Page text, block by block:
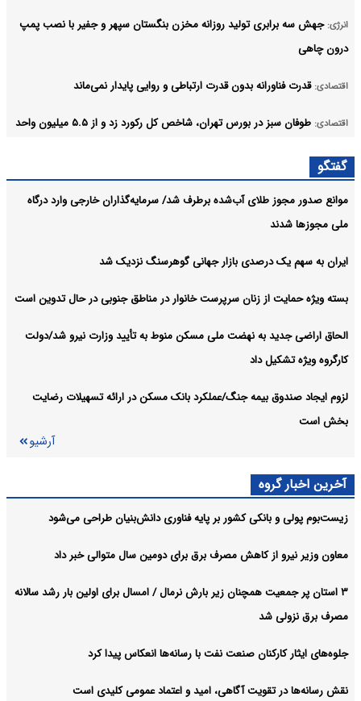
انرژی: جهش سه برابری تولید روزانه مخزن بنگستان سپهر و جفیر با نصب پمپ
درون چاهی
اقتصادی: قدرت فناورانه بدون قدرت ارتباطی و روایی پایدار نمی‌ماند
اقتصادی:
طوفان سبز در بورس تهران، شاخص کل رکورد زد و از ۵.۵ میلیون واحد
اقتصادی: بدون حضور حرفه‌ای رسانه‌ها، روایت پیشرفت صنعتی ممکن نیست
آرشیو
گفتگو
موانع صدور مجوز طلای آب‌شده برطرف شد/ سرمایه‌گذاران خارجی وارد درگاه
ملی مجوزها شدند
ایران به سهم یک‌ درصدی بازار جهانی گوهرسنگ نزدیک شد
بسته ویژه حمایت از زنان سرپرست خانوار در مناطق جنوبی در حال تدوین است
الحاق اراضی جدید به نهضت ملی مسکن منوط به تأیید وزارت نیرو شد/دولت
کارگروه ویژه تشکیل داد
لزوم ایجاد صندوق بیمه جنگ/عملکرد بانک مسکن در ارائه تسهیلات رضایت
بخش است
آرشیو
آخرین اخبار گروه
زیست‌بوم پولی و بانکی کشور بر پایه فناوری دانش‌بنیان طراحی می‌شود
معاون وزیر نیرو از کاهش مصرف برق برای دومین سال متوالی خبر داد
۳ استان پر جمعیت همچنان زیر بارش نرمال / امسال برای اولین بار رشد سالانه
مصرف برق نزولی شد
جلوه‌های ایثار کارکنان صنعت نفت با رسانه‌ها انعکاس پیدا کرد
نقش رسانه‌ها در تقویت آگاهی، امید و اعتماد عمومی کلیدی است